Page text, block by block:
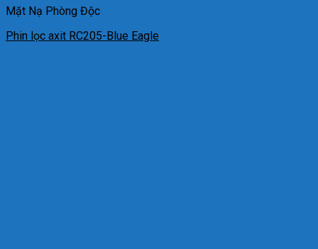
Mặt Nạ Phòng Độc
Phin lọc axit RC205-Blue Eagle